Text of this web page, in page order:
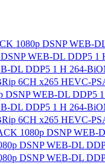
1080p DSNP WEB-
WEB-DL DDP5 1
DL DDP5 1 H 264-
6CH x265 HEVC-
DSNP WEB-DL DDP5
DL DDP5 1 H 264-
6CH x265 HEVC-
1080p DSNP
DSNP WEB-DL
DSNP WEB-DL